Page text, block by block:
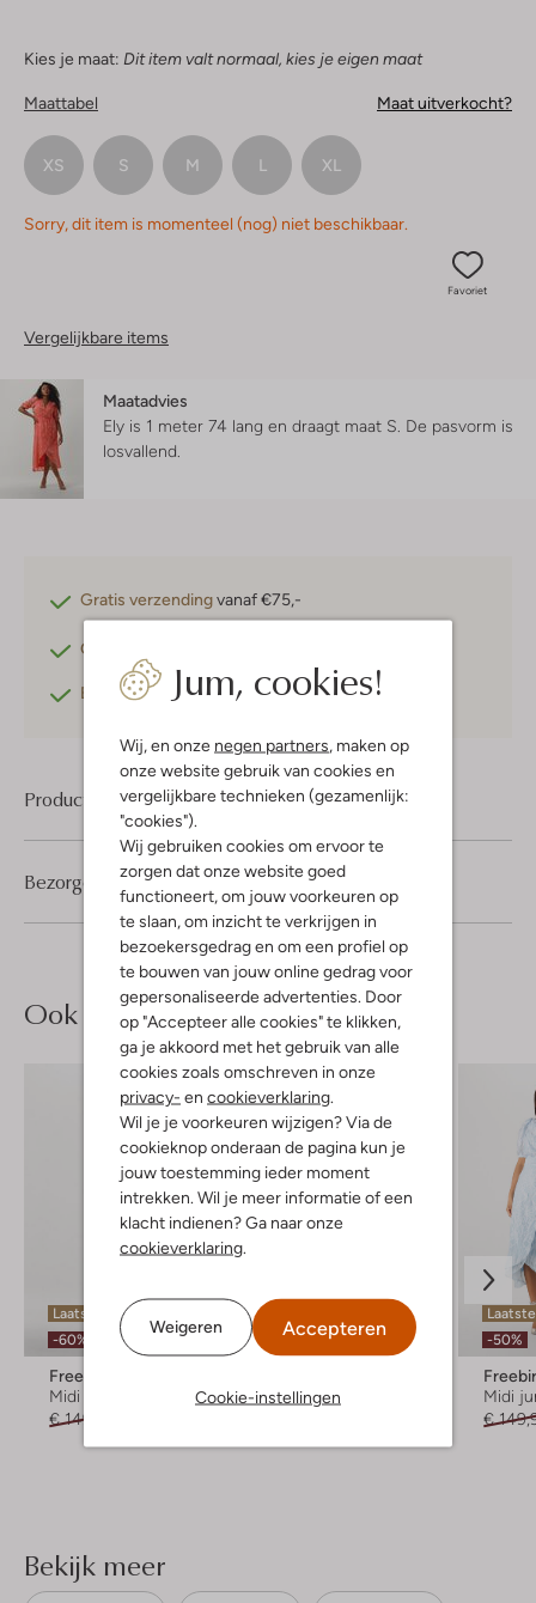
Jum, cookies!
Wij, en onze negen partners , maken op
onze website gebruik van cookies en
vergelijkbare technieken (gezamenlijk:
"cookies").
Wij gebruiken cookies om ervoor te
zorgen dat onze website goed
functioneert, om jouw voorkeuren op
te slaan, om inzicht te verkrijgen in
bezoekersgedrag en om een profiel op
te bouwen van jouw online gedrag voor
gepersonaliseerde advertenties. Door
op "Accepteer alle cookies" te klikken,
ga je akkoord met het gebruik van alle
cookies zoals omschreven in onze
privacy- en cookieverklaring
Wil je je voorkeuren wijzigen? Via de
cookieknop onderaan de pagina kun je
jouw toestemming ieder moment
intrekken. Wil je meer informatie of een
klacht indienen? Ga naar onze
cookieverklaring
Weigeren Accepteren
Cookie-instellingen
Kies je maat: Dit item valt normaal, kies je eigen maat
Maattabel Maat uitverkocht?
XS S M L XL
Sorry, dit item is momenteel (nog) niet beschikbaar.
Favoriet
Vergelijkbare items
Maatadvies
Ely is 1 meter 74 lang en draagt maat S. De pasvorm is
losvallend
Gratis verzendingvanaf €75,-
Gratis retourneren
Betaal achterafmet Klarna
Product informatie
Bezorgen & retourneren
Ook iets voor jou?
Laatste item
-60%
Freebird
Midi jurk
€ 149,99
-60%
Midi jurk
-50%
Midi
€
Bekijk meer